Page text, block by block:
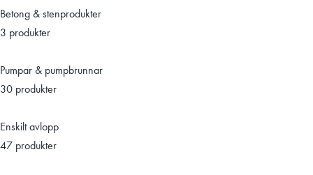
Betong & stenprodukter
3 produkter
Pumpar & pumpbrunnar
30 produkter
Enskilt avlopp
47 produkter